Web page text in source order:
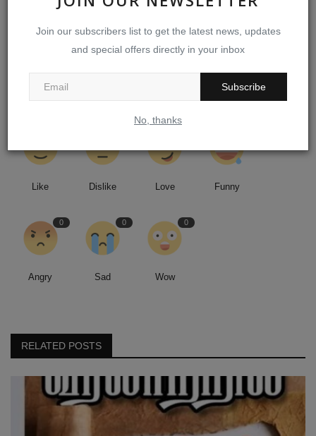
Join our subscribers list to get the latest news, updates
and special offers directly in your inbox
Subscribe
No, thanks
இரண்டு இடைத்தேர்தல்கள் பா.ஜ.க-விற்கு ஓர் எச்சரிக்கை
WHAT'S YOUR REACTION?
Like Dislike Love Funny
0
Angry
0
Sad
0
Wow
RELATED POSTS